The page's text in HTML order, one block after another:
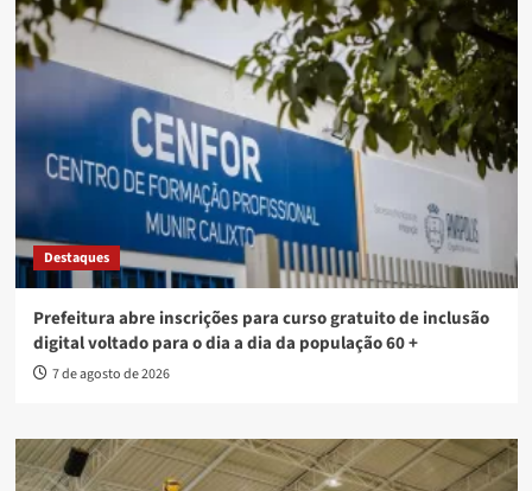
Destaques
Prefeitura abre inscrições para curso gratuito de inclusão
digital voltado para o dia a dia da população 60 +
7 de agosto de 2026